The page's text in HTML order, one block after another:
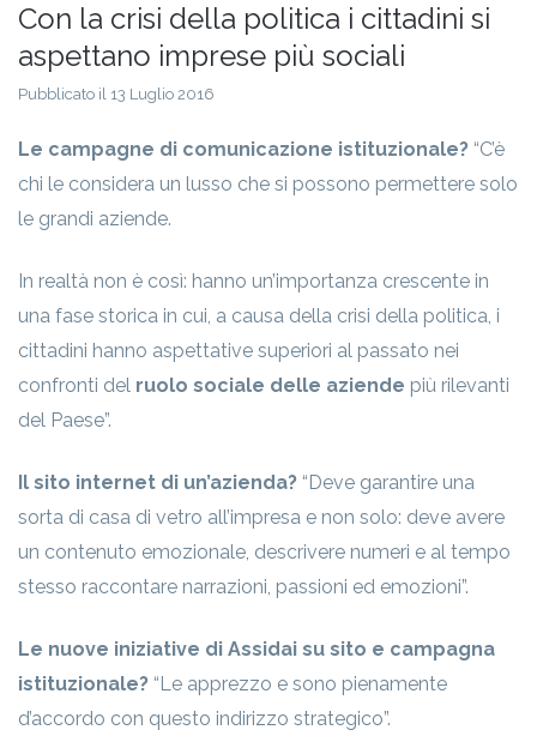
Con la crisi della politica i cittadini si
aspettano imprese più sociali
Pubblicato il 13 Luglio 2016
Le campagne di comunicazione istituzionale? “C’è
chi le considera un lusso che si possono permettere solo
le grandi aziende.
In realtà non è così: hanno un’importanza crescente in
una fase storica in cui, a causa della crisi della politica, i
cittadini hanno aspettative superiori al passato nei
confronti del ruolo sociale delle aziende più rilevanti
del Paese”.
Il sito internet di un’azienda? “Deve garantire una
sorta di casa di vetro all’impresa e non solo: deve avere
un contenuto emozionale, descrivere numeri e al tempo
stesso raccontare narrazioni, passioni ed emozioni”.
Le nuove iniziative di Assidai su sito e campagna
istituzionale? “Le apprezzo e sono pienamente
d’accordo con questo indirizzo strategico”.